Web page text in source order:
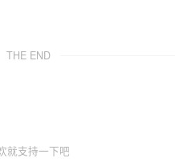
THE END
就支持一下吧